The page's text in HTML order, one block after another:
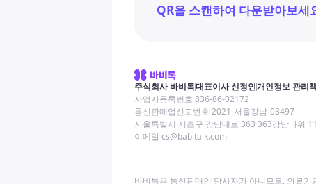
QR을 스캔하여 다운받아보세
주식회사 바비톡대표이사 신정인개인정보 관리
사업자등록번호 836-86-02172
통신판매업신고번호 2021-서울강남-03497
서울특별시 서초구 강남대로 363 363강남타워
이메일 cs@babitalk.com
바비톡은 통신판매의 당사자가 아니므로, 의료